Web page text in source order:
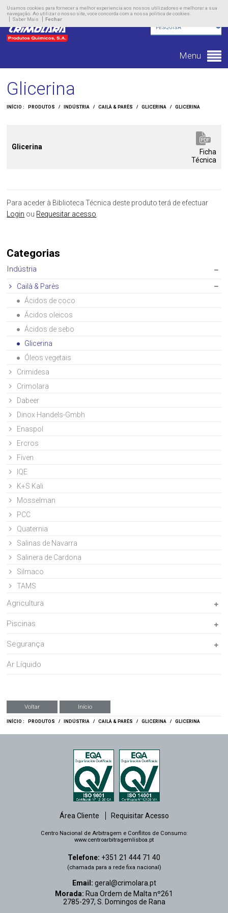
Usamos cookies para fornecer a melhor experiencia aos nossos utilizadores e melhorar a sua
navegação. Ao utilizar o nosso site, voce concorda com a nossa politica de cookies.
Saber Mais
Fechar
Empresa
Produtos
Menu
Glicerina
INÍCIO : PRODUTOS / INDÚSTRIA / CAILÀ & PARÈS / GLICERINA / GLICERINA
Glicerina
Ficha
Técnica
Para aceder à Biblioteca Técnica deste produto terá de efectuar
Login ou Requesitar acesso
Categorias
Indústria
Cailà & Parès
Ácidos de coco
Ácidos oleicos
Ácidos de sebo
Glicerina
Óleos vegetais
Crimidesa
Crimolara
Dabeer
Dinox Handels-Gmbh
Enaspol
Ercros
Fiven
IQE
K+S Kali
Mosselman
PCC
Quaternia
Salinas de Navarra
Salinera de Cardona
Silmaco
TAMS
Agricultura
Piscinas
Segurança
Ar Líquido
Voltar Início
INÍCIO : PRODUTOS / INDÚSTRIA / CAILÀ & PARÈS / GLICERINA / GLICERINA
Telefone: +351 21 444 71 40
(chamada para a rede fixa nacional)
Email: geral@crimolara.pt
Morada: Rua Ordem de Malta nº261
2785-297, S. Domingos de Rana
Área Cliente Requisitar Acesso
Centro Nacional de Arbitragem e Conflitos de Consumo:
www.centroarbitragemlisboa.pt